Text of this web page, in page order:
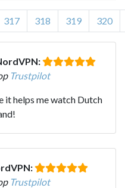
317 318 319 320
Trustpilot
it helps me watch Dutch
Trustpilot